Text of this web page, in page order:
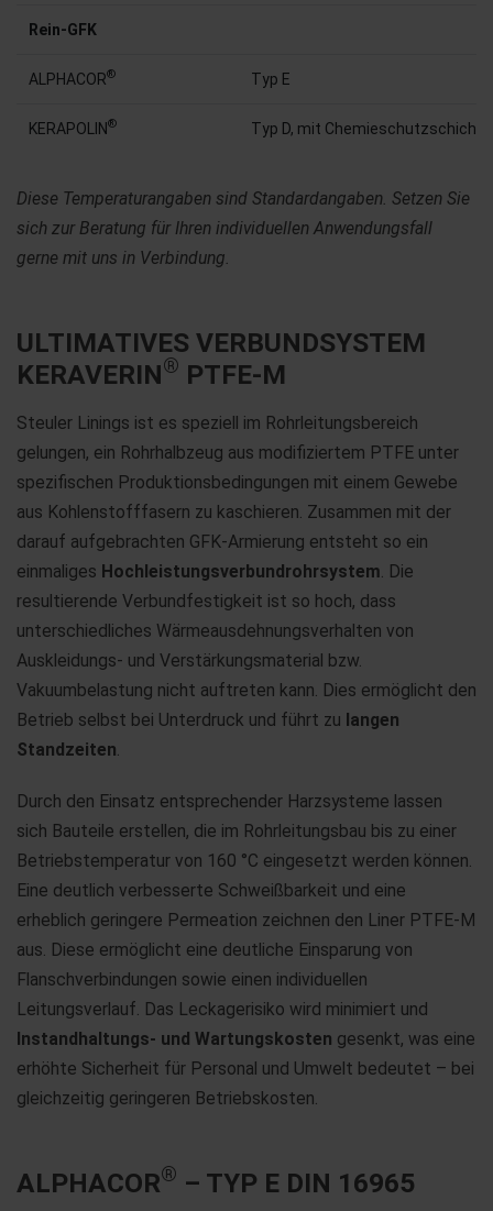
Rein-GFK
ALPHACOR® Typ E
KERAPOLIN® Typ D, mit Chemieschutzschicht
Diese Temperaturangaben sind Standardangaben. Setzen Sie
sich zur Beratung für Ihren individuellen Anwendungsfall
gerne mit uns in Verbindung.
ULTIMATIVES VERBUNDSYSTEM
KERAVERIN® PTFE-M
Steuler Linings ist es speziell im Rohrleitungsbereich
gelungen, ein Rohrhalbzeug aus modifiziertem PTFE unter
spezifischen Produktionsbedingungen mit einem Gewebe
aus Kohlenstofffasern zu kaschieren. Zusammen mit der
darauf aufgebrachten GFK-Armierung entsteht so ein
einmaliges Hochleistungsverbundrohrsystem . Die
resultierende Verbundfestigkeit ist so hoch, dass
unterschiedliches Wärmeausdehnungsverhalten von
Auskleidungs- und Verstärkungsmaterial bzw.
Vakuumbelastung nicht auftreten kann. Dies ermöglicht den
Betrieb selbst bei Unterdruck und führt zu langen
Standzeiten
Durch den Einsatz entsprechender Harzsysteme lassen
sich Bauteile erstellen, die im Rohrleitungsbau bis zu einer
Betriebstemperatur von 160 °C eingesetzt werden können.
Eine deutlich verbesserte Schweißbarkeit und eine
erheblich geringere Permeation zeichnen den Liner PTFE-M
aus. Diese ermöglicht eine deutliche Einsparung von
Flanschverbindungen sowie einen individuellen
Leitungsverlauf. Das Leckagerisiko wird minimiert und
Instandhaltungs- und Wartungskosten gesenkt, was eine
erhöhte Sicherheit für Personal und Umwelt bedeutet – bei
gleichzeitig geringeren Betriebskosten.
ALPHACOR® – TYP E DIN 16965